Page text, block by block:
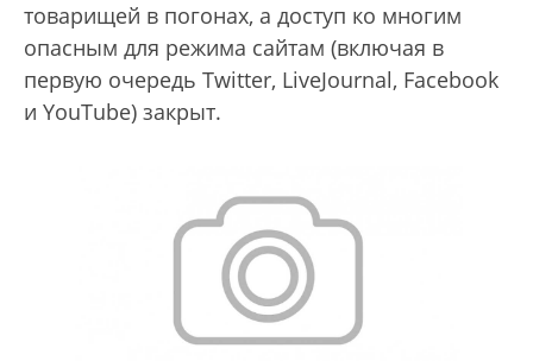
товарищей в погонах, а доступ ко многим
опасным для режима сайтам (включая в
первую очередь Twitter, LiveJournal, Facebook
и YouTube) закрыт.